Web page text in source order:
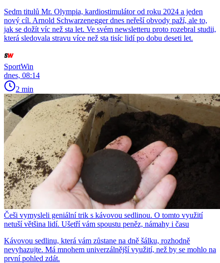
Sedm titulů Mr. Olympia, kardiostimulátor od roku 2024 a jeden
nový cíl. Arnold Schwarzenegger dnes neřeší obvody paží, ale to,
jak se dožít víc než sta let. Ve svém newsletteru proto rozebral studii,
která sledovala stravu více než sta tisíc lidí po dobu deseti let.
SportWin
dnes, 08:14
2 min
Češi vymysleli geniální trik s kávovou sedlinou. O tomto využití
netuší většina lidí. Ušetří vám spoustu peněz, námahy i času
Kávovou sedlinu, která vám zůstane na dně šálku, rozhodně
nevyhazujte. Má mnohem univerzálnější využití, než by se mohlo na
první pohled zdát.